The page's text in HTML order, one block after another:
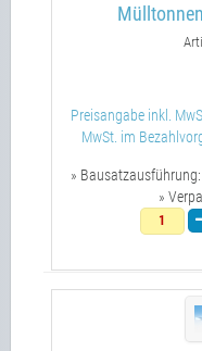
Preisangabe inkl.
MwSt. im
» Bausatzausführung:
»